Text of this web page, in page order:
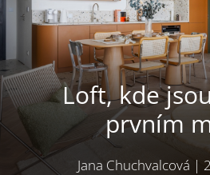
Loft, kde
prvním
Jana Chuchvalcová |